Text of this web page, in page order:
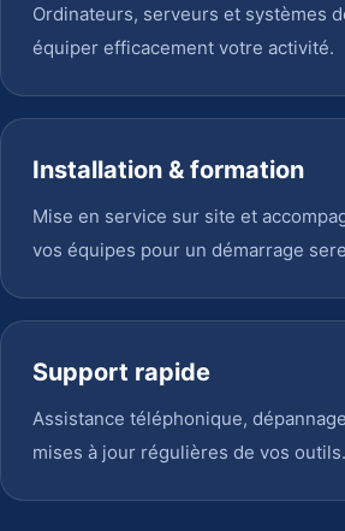
Ordinateurs, serveurs et systèmes
équiper efficacement votre activité.
Installation & formation
Mise en service sur site et
vos équipes pour un démarrage
Support rapide
Assistance téléphonique,
mises à jour régulières de vos outils.